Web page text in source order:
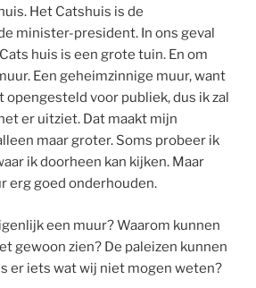
Het Catshuis is de
minister-president. In ons geval
huis is een grote tuin. En om
Een geheimzinnige muur, want
opengesteld voor publiek, dus ik zal
er uitziet. Dat maakt mijn
maar groter. Soms probeer ik
ik doorheen kan kijken. Maar
erg goed onderhouden.
een muur? Waarom kunnen
gewoon zien? De paleizen kunnen
er iets wat wij niet mogen weten?